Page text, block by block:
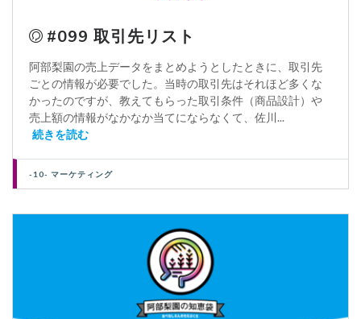
#099 取引先リスト
阿部梨園の売上データをまとめようとしたときに、取引先
ごとの情報が必要でした。当時の取引先はそれほど多くな
かったのですが、教えてもらった取引条件（商品設計）や
売上額の情報がなかなか当てにならなくて、佐川...
続きを読む
-10- マーケティング